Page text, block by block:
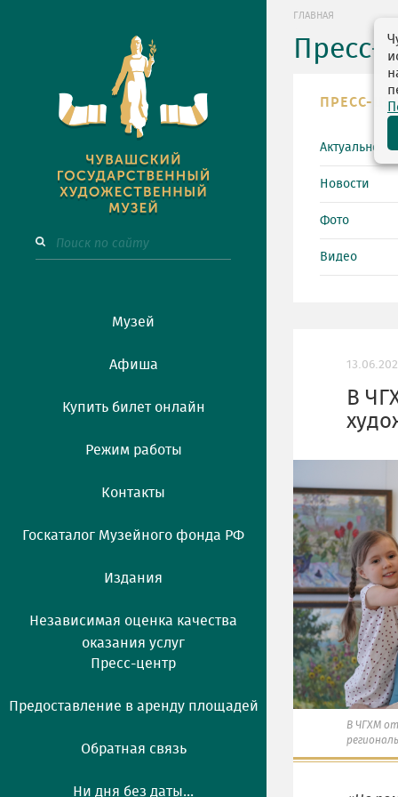
Музей
Афиша
Купить билет онлайн
Режим работы
Контакты
Госкаталог Музейного фонда РФ
Издания
Независимая оценка качества
оказания услуг
Пресс-центр
Предоставление в аренду площадей
Обратная связь
Ни дня без даты...
ГЛАВНАЯ
Пресс-
ПРЕСС-
Актуально
Новости
Фото
Видео
В
В ЧГХМ